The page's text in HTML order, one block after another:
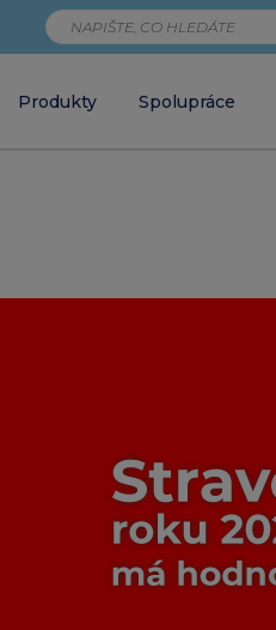
Produkty Spolupráce